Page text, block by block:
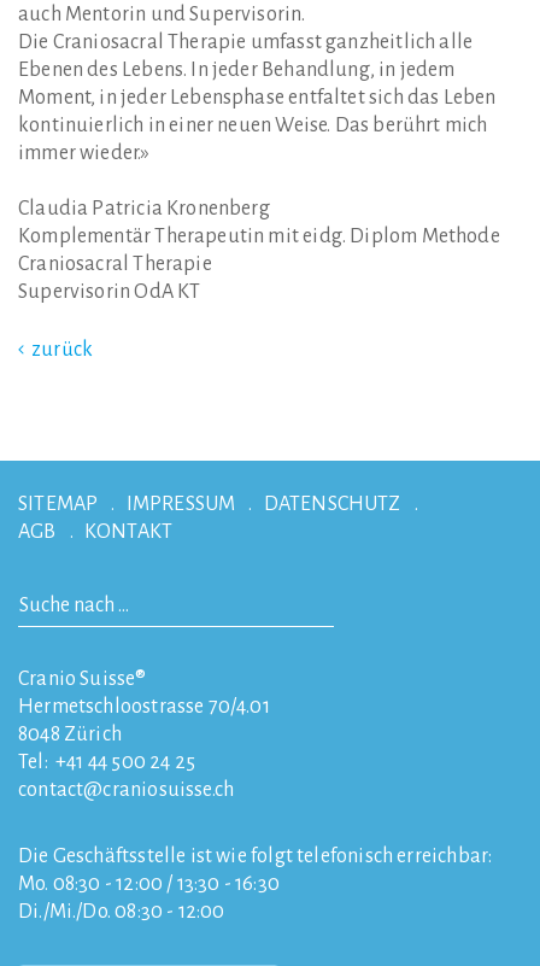
auch Mentorin und Supervisorin.
Die Craniosacral Therapie umfasst ganzheitlich alle
Ebenen des Lebens. In jeder Behandlung, in jedem
Moment, in jeder Lebensphase entfaltet sich das Leben
kontinuierlich in einer neuen Weise. Das berührt mich
immer wieder.»
Claudia Patricia Kronenberg
Komplementär Therapeutin mit eidg. Diplom Methode
Craniosacral Therapie
Supervisorin OdA KT
zurück
SITEMAP IMPRESSUM
DATENSCHUTZ
AGB
KONTAKT
Cranio Suisse®
Hermetschloostrasse 70/4.01
8048 Zürich
Tel: +41 44 500 24 25
contact
craniosuisse.ch
Die Geschäftsstelle ist wie folgt telefonisch erreichbar:
Mo. 08:30 - 12:00 / 13:30 - 16:30
Di./Mi./Do. 08:30 - 12:00